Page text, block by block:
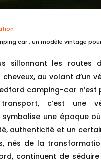
car : un modèle vintage
sillonnant les routes
au volant d’un
camping-car
c’est une
symbolise une époque
authenticité et un
nés de la
continuent de